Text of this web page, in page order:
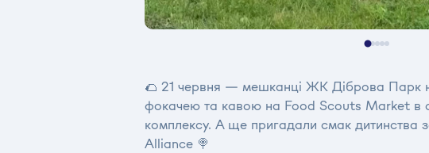
🌮 21 червня — мешканці ЖК Діброва Парк
фокачею та кавою на Food Scouts Market в
комплексу. А ще пригадали смак дитинства
Alliance 🍭